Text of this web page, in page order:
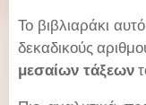
Το βιβλιαράκι
δεκαδικούς
μεσαίων τάξεων